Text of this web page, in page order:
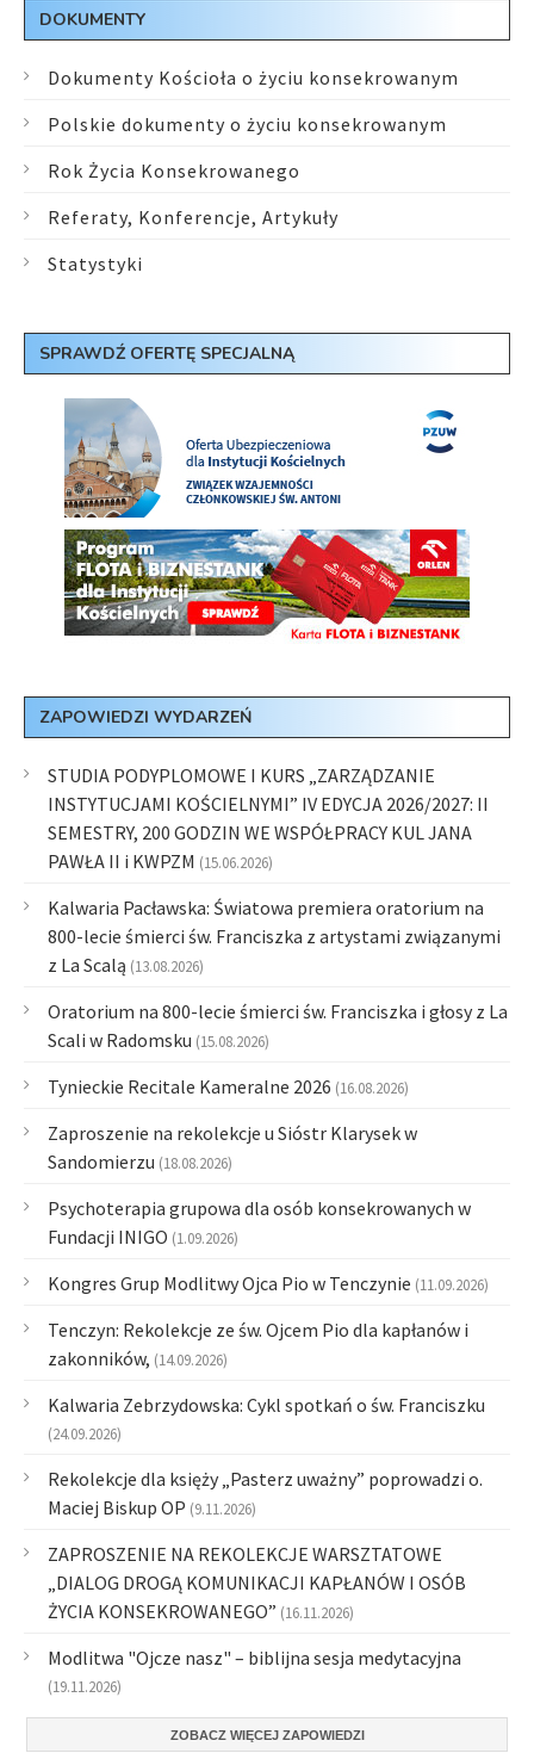
DOKUMENTY
Dokumenty Kościoła o życiu konsekrowanym
Polskie dokumenty o życiu konsekrowanym
Rok Życia Konsekrowanego
Referaty, Konferencje, Artykuły
Statystyki
SPRAWDŹ OFERTĘ SPECJALNĄ
ZAPOWIEDZI WYDARZEŃ
STUDIA PODYPLOMOWE I KURS „ZARZĄDZANIE
INSTYTUCJAMI KOŚCIELNYMI” IV EDYCJA 2026/2027: II
SEMESTRY, 200 GODZIN WE WSPÓŁPRACY KUL JANA
PAWŁA II i KWPZM (15.06.2026)
Kalwaria Pacławska: Światowa premiera oratorium na
800-lecie śmierci św. Franciszka z artystami związanymi
z La Scalą (13.08.2026)
Oratorium na 800-lecie śmierci św. Franciszka i głosy z La
Scali w Radomsku (15.08.2026)
Tynieckie Recitale Kameralne 2026 (16.08.2026)
Zaproszenie na rekolekcje u Sióstr Klarysek w
Sandomierzu (18.08.2026)
Psychoterapia grupowa dla osób konsekrowanych w
Fundacji INIGO (1.09.2026)
Kongres Grup Modlitwy Ojca Pio w Tenczynie (11.09.2026)
Tenczyn: Rekolekcje ze św. Ojcem Pio dla kapłanów i
zakonników, (14.09.2026)
Kalwaria Zebrzydowska: Cykl spotkań o św. Franciszku
(24.09.2026)
Rekolekcje dla księży „Pasterz uważny” poprowadzi o.
Maciej Biskup OP (9.11.2026)
ZAPROSZENIE NA REKOLEKCJE WARSZTATOWE
„DIALOG DROGĄ KOMUNIKACJI KAPŁANÓW I OSÓB
ŻYCIA KONSEKROWANEGO” (16.11.2026)
Modlitwa "Ojcze nasz" – biblijna sesja medytacyjna
(19.11.2026)
ZOBACZ WIĘCEJ ZAPOWIEDZI